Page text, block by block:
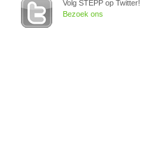
Volg STEPP op Twitter!
Bezoek ons